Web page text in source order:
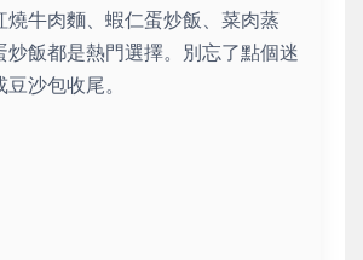
燒牛肉麵、蝦仁蛋炒飯、菜肉蒸
炒飯都是熱門選擇。別忘了點個迷
沙包收尾。